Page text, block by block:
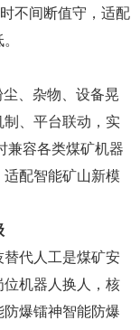
不间断值守，适配
、杂物、设备晃
、平台联动，实
兼容各类煤矿机器
配智能矿山新模
代人工是煤矿安
机器人换人，核
爆镭神智能防爆